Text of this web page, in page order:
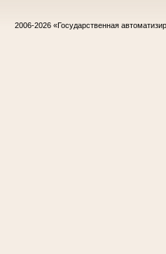
2006-2026 «Государственная